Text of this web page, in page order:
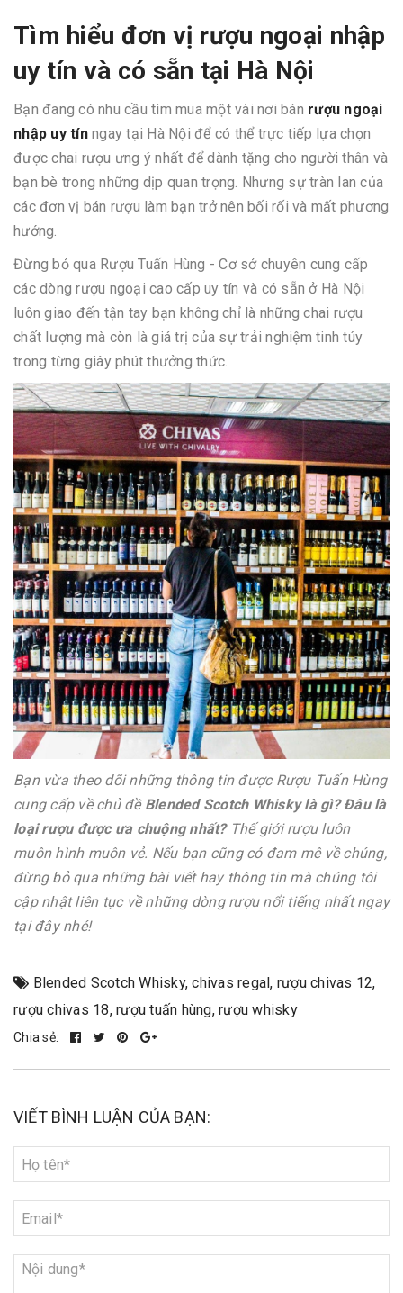
Tìm hiểu đơn vị rượu ngoại nhập
uy tín và có sẵn tại Hà Nội
Bạn đang có nhu cầu tìm mua một vài nơi bán rượu ngoại
nhập uy tínngay tại Hà Nội để có thể trực tiếp lựa chọn
được chai rượu ưng ý nhất để dành tặng cho người thân và
bạn bè trong những dịp quan trọng. Nhưng sự tràn lan của
các đơn vị bán rượu làm bạn trở nên bối rối và mất phương
hướng.
Đừng bỏ qua Rượu Tuấn Hùng - Cơ sở chuyên cung cấp
các dòng rượu ngoại cao cấp uy tín và có sẵn ở Hà Nội
luôn giao đến tận tay bạn không chỉ là những chai rượu
chất lượng mà còn là giá trị của sự trải nghiệm tinh túy
trong từng giây phút thưởng thức.
Bạn vừa theo dõi những thông tin được Rượu Tuấn Hùng
cung cấp về chủ đề Blended Scotch Whisky là gì? Đâu là
loại rượu được ưa chuộng nhất?Thế giới rượu luôn
muôn hình muôn vẻ. Nếu bạn cũng có đam mê về chúng,
đừng bỏ qua những bài viết hay thông tin mà chúng tôi
cập nhật liên tục về những dòng rượu nổi tiếng nhất ngay
tại đây nhé!
Blended Scotch Whisky,chivas regal, rượu chivas 12,
rượu chivas 18, rượu tuấn hùng, rượu whisky
Chia sẻ:
VIẾT BÌNH LUẬN CỦA BẠN: